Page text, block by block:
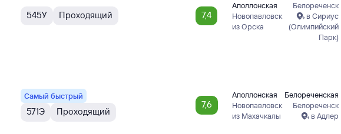
545У Проходящий 7,4
Аполлонская
Новопавловск
из Орска
Белореченск
в Сириус
(Олимпийский
Парк)
Самый быстрый
571Э Проходящий
7,6
Аполлонская
Новопавловск
из Махачкалы
Белореченская
Белореченск
в Адлер